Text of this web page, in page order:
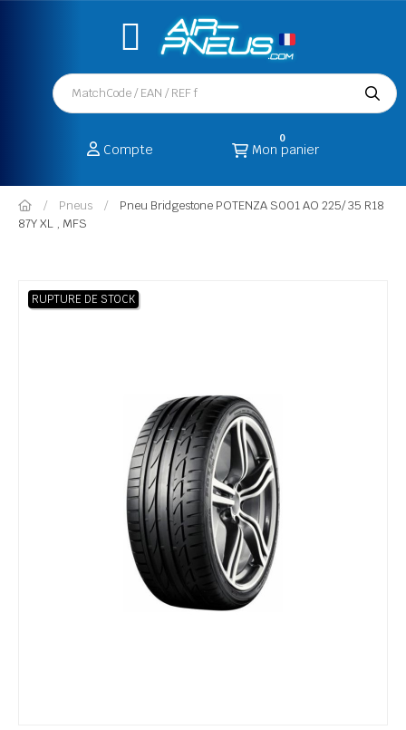
Compte Mon panier
0
Pneus
Pneu Bridgestone POTENZA S001 AO 225/ 35 R18
87Y XL , MFS
RUPTURE DE STOCK